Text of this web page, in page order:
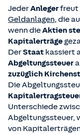
JederAnlegerfreut
Geldanlagen, die
wenn dieAktien
Kapitalerträge
DerStaat kassiert
Abgeltungssteuer
zuzüglich
Die
Unterschiede
Abgeltungssteuer,
von